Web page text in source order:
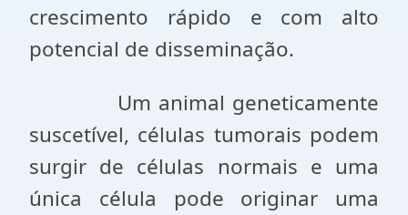
crescimento rápido e com alto
potencial de disseminação.
Um animal geneticamente
suscetível, células tumorais podem
surgir de células normais e uma
única célula pode originar uma